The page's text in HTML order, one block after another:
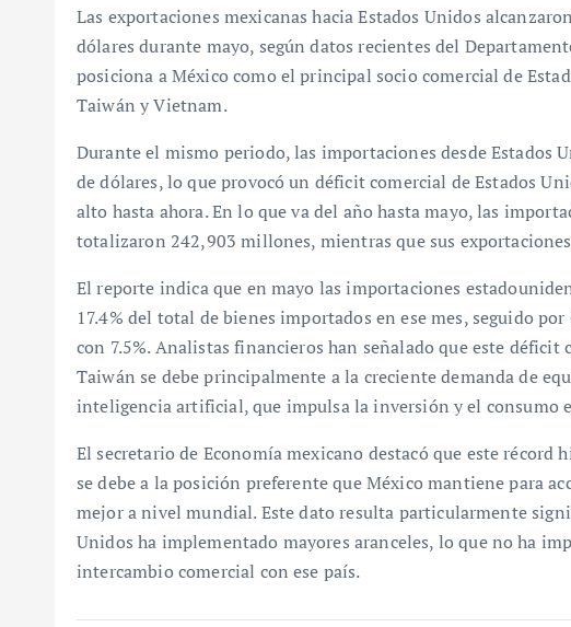
Las exportaciones mexicanas hacia Estados Unidos
dólares durante mayo, según datos recientes del
posiciona a México como el principal socio comercial de
Taiwán y Vietnam.
Durante el mismo periodo, las importaciones desde Estados
de dólares, lo que provocó un déficit comercial de Estados
alto hasta ahora. En lo que va del año hasta mayo, las
totalizaron 242,903 millones, mientras que sus
El reporte indica que en mayo las importaciones
17.4% del total de bienes importados en ese mes, seguido
con 7.5%. Analistas financieros han señalado que este
Taiwán se debe principalmente a la creciente demanda de
inteligencia artificial, que impulsa la inversión y el consumo
El secretario de Economía mexicano destacó que este récord
se debe a la posición preferente que México mantiene para
mejor a nivel mundial. Este dato resulta particularmente
Unidos ha implementado mayores aranceles, lo que no ha
intercambio comercial con ese país.